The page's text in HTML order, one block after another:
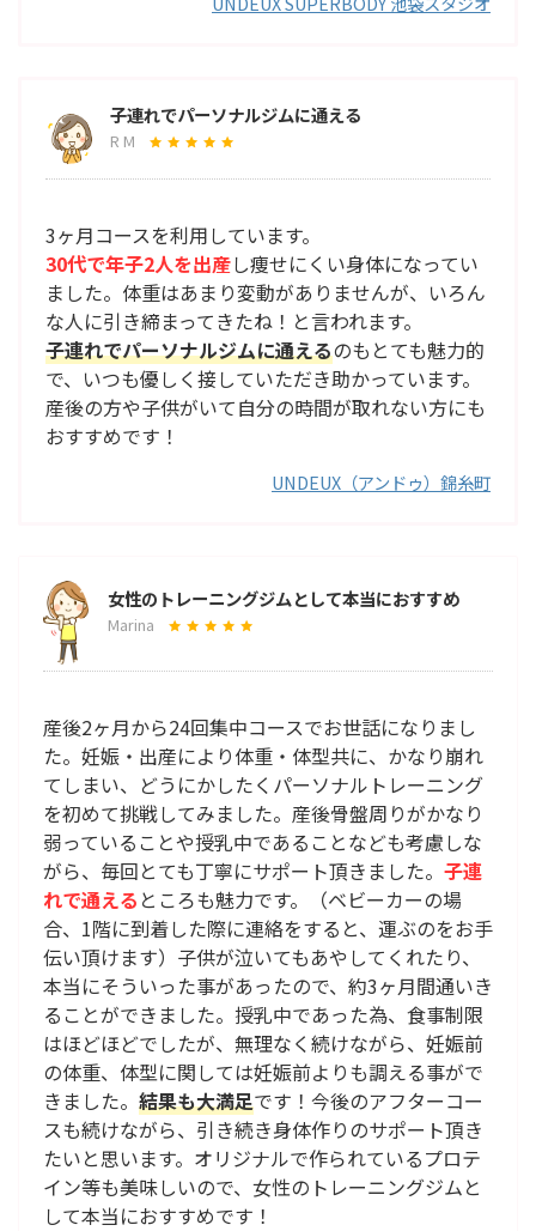
子連れでパーソナルジムに通える
R M
3ヶ月コースを利用しています。
30代で年子2人を出産し痩せにくい身体になってい
ました。体重はあまり変動がありませんが、いろん
な人に引き締まってきたね！と言われます。
子連れでパーソナルジムに通えるのもとても魅力的
で、いつも優しく接していただき助かっています。
産後の方や子供がいて自分の時間が取れない方にも
おすすめです！
UNDEUX（アンドゥ）錦糸町
女性のトレーニングジムとして本当におすすめ
Marina
産後2ヶ月から24回集中コースでお世話になりまし
た。妊娠・出産により体重・体型共に、かなり崩れ
てしまい、どうにかしたくパーソナルトレーニング
を初めて挑戦してみました。産後骨盤周りがかなり
弱っていることや授乳中であることなども考慮しな
がら、毎回とても丁寧にサポート頂きました。 子連
れで通える ところも魅力です。（ベビーカーの場
合、1階に到着した際に連絡をすると、運ぶのをお手
伝い頂けます）子供が泣いてもあやしてくれたり、
本当にそういった事があったので、約3ヶ月間通いき
ることができました。授乳中であった為、食事制限
はほどほどでしたが、無理なく続けながら、妊娠前
の体重、体型に関しては妊娠前よりも調える事がで
きました。 結果も大満足です！今後のアフターコー
スも続けながら、引き続き身体作りのサポート頂き
たいと思います。オリジナルで作られているプロテ
イン等も美味しいので、女性のトレーニングジムと
して本当におすすめです！